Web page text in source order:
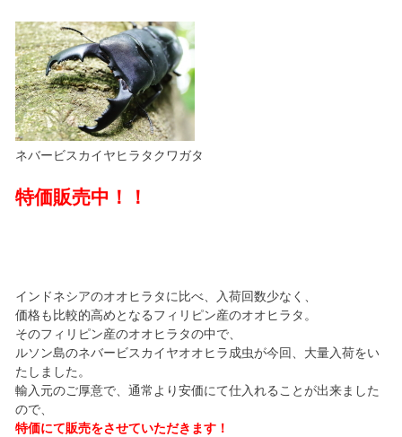
ネバービスカイヤヒラタクワガタ
特価販売中！！
インドネシアのオオヒラタに比べ、入荷回数少なく、
価格も比較的高めとなるフィリピン産のオオヒラタ。
そのフィリピン産のオオヒラタの中で、
ルソン島のネバービスカイヤオオヒラ成虫が今回、大量入荷をい
たしました。
輸入元のご厚意で、通常より安価にて仕入れることが出来ました
ので、
特価にて販売をさせていただきます！